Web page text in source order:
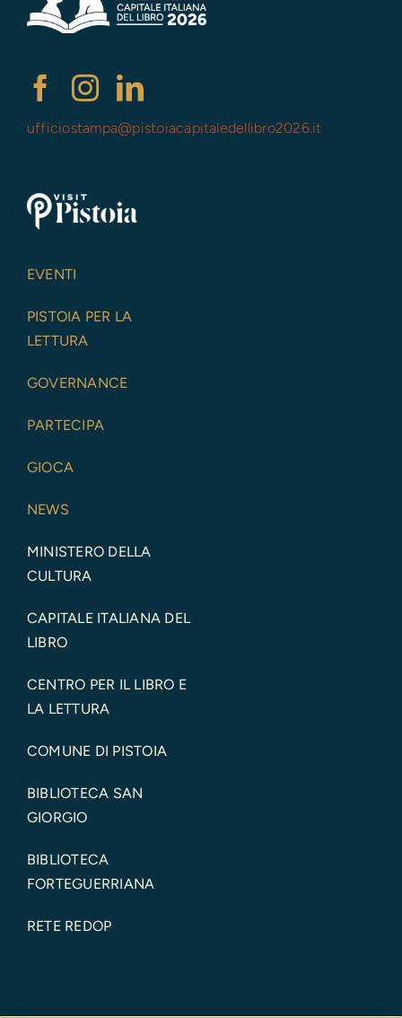
ufficiostampa@pistoiacapitaledellibro2026.it
EVENTI
PISTOIA PER LA
LETTURA
GOVERNANCE
PARTECIPA
GIOCA
NEWS
MINISTERO DELLA
CULTURA
CAPITALE ITALIANA DEL
LIBRO
CENTRO PER IL LIBRO E
LA LETTURA
COMUNE DI PISTOIA
BIBLIOTECA SAN
GIORGIO
BIBLIOTECA
FORTEGUERRIANA
RETE REDOP